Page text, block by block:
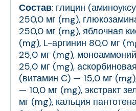
Состав: глицин
250,0 мг (mg),
250,0 мг (mg), яблочная
(mg), L-аргинин 80,0 мг
25,0 мг (mg),
25,0 мг (mg),
(витамин С) — 15,0 мг
— 10,0 мг (mg), экстракт
мг (mg), кальция